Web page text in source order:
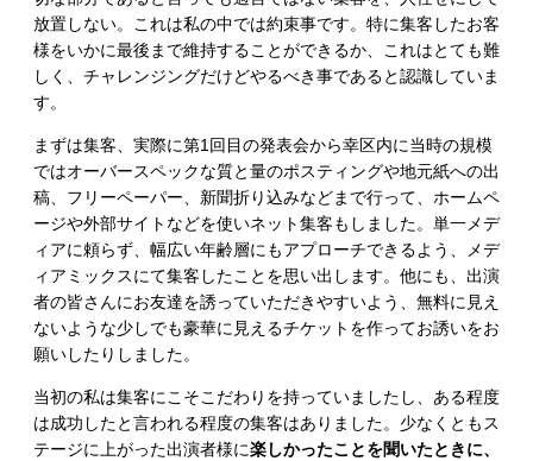
放置しない。これは私の中では約束事です。特に集客したお客
様をいかに最後まで維持することができるか、これはとても難
しく、チャレンジングだけどやるべき事であると認識していま
す。
まずは集客、実際に第1回目の発表会から幸区内に当時の規模
ではオーバースペックな質と量のポスティングや地元紙への出
稿、フリーペーパー、新聞折り込みなどまで行って、ホームペ
ージや外部サイトなどを使いネット集客もしました。単一メデ
ィアに頼らず、幅広い年齢層にもアプローチできるよう、メデ
ィアミックスにて集客したことを思い出します。他にも、出演
者の皆さんにお友達を誘っていただきやすいよう、無料に見え
ないような少しでも豪華に見えるチケットを作ってお誘いをお
願いしたりしました。
当初の私は集客にこそこだわりを持っていましたし、ある程度
は成功したと言われる程度の集客はありました。少なくともス
テージに上がった出演者様に楽しかったことを聞いたときに、